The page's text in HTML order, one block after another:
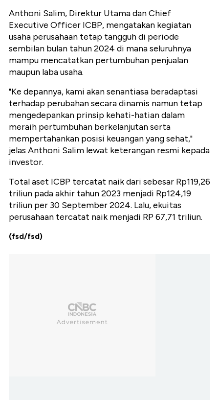
Anthoni Salim, Direktur Utama dan Chief
Executive Officer ICBP, mengatakan kegiatan
usaha perusahaan tetap tangguh di periode
sembilan bulan tahun 2024 di mana seluruhnya
mampu mencatatkan pertumbuhan penjualan
maupun laba usaha.
"Ke depannya, kami akan senantiasa beradaptasi
terhadap perubahan secara dinamis namun tetap
mengedepankan prinsip kehati-hatian dalam
meraih pertumbuhan berkelanjutan serta
mempertahankan posisi keuangan yang sehat,"
jelas Anthoni Salim lewat keterangan resmi kepada
investor.
Total aset ICBP tercatat naik dari sebesar Rp119,26
triliun pada akhir tahun 2023 menjadi Rp124,19
triliun per 30 September 2024. Lalu, ekuitas
perusahaan tercatat naik menjadi RP 67,71 triliun.
(fsd/fsd)